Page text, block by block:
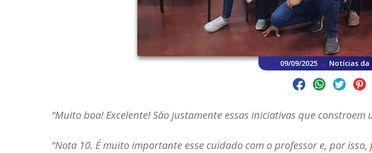
09/09/2025 . Notícias da
“Muito boa! Excelente! São justamente essas iniciativas que
“Nota 10. É muito importante esse cuidado com o professor e, por